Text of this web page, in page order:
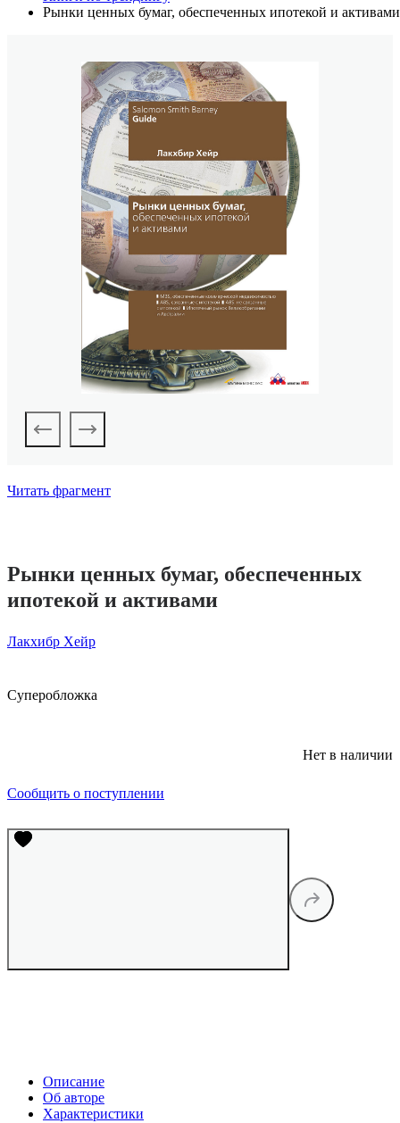
Рынки ценных бумаг, обеспеченных ипотекой и активами
Читать фрагмент
Рынки ценных бумаг, обеспеченных
ипотекой и активами
Лакхибр Хейр
Суперобложка
Нет в наличии
Сообщить о поступлении
Описание
Об авторе
Характеристики